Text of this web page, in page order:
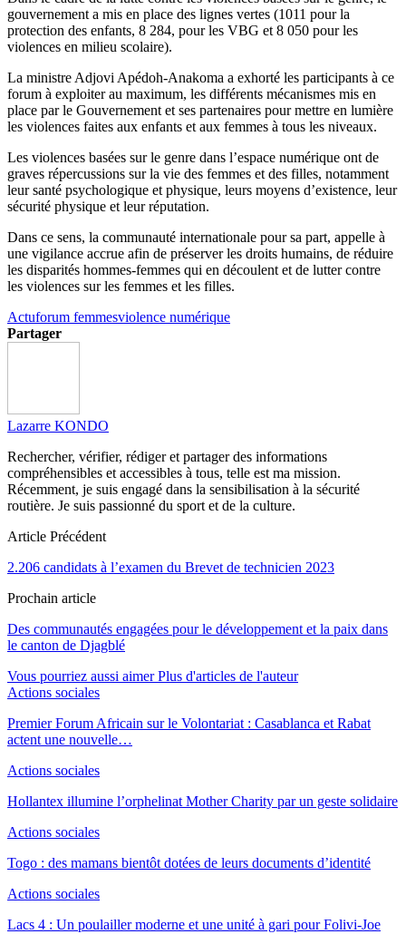
gouvernement a mis en place des lignes vertes (1011 pour la
protection des enfants, 8 284, pour les VBG et 8 050 pour les
violences en milieu scolaire).
La ministre Adjovi Apédoh-Anakoma a exhorté les participants à ce
forum à exploiter au maximum, les différents mécanismes mis en
place par le Gouvernement et ses partenaires pour mettre en lumière
les violences faites aux enfants et aux femmes à tous les niveaux.
Les violences basées sur le genre dans l’espace numérique ont de
graves répercussions sur la vie des femmes et des filles, notamment
leur santé psychologique et physique, leurs moyens d’existence, leur
sécurité physique et leur réputation.
Dans ce sens, la communauté internationale pour sa part, appelle à
une vigilance accrue afin de préserver les droits humains, de réduire
les disparités hommes-femmes qui en découlent et de lutter contre
les violences sur les femmes et les filles.
Actuforum femmesviolence numérique
Partager
Lazarre KONDO
Rechercher, vérifier, rédiger et partager des informations
compréhensibles et accessibles à tous, telle est ma mission.
Récemment, je suis engagé dans la sensibilisation à la sécurité
routière. Je suis passionné du sport et de la culture.
Article Précédent
2.206 candidats à l’examen du Brevet de technicien 2023
Prochain article
Des communautés engagées pour le développement et la paix dans
le canton de Djagblé
Vous pourriez aussi aimer Plus d'articles de l'auteur
Actions sociales
Premier Forum Africain sur le Volontariat : Casablanca et Rabat
actent une nouvelle…
Actions sociales
Hollantex illumine l’orphelinat Mother Charity par un geste solidaire
Actions sociales
Togo : des mamans bientôt dotées de leurs documents d’identité
Actions sociales
Lacs 4 : Un poulailler moderne et une unité à gari pour Folivi-Joe